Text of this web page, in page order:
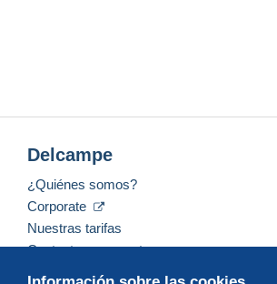
Delcampe
¿Quiénes somos?
Corporate
Nuestras tarifas
Contacte con nosotros